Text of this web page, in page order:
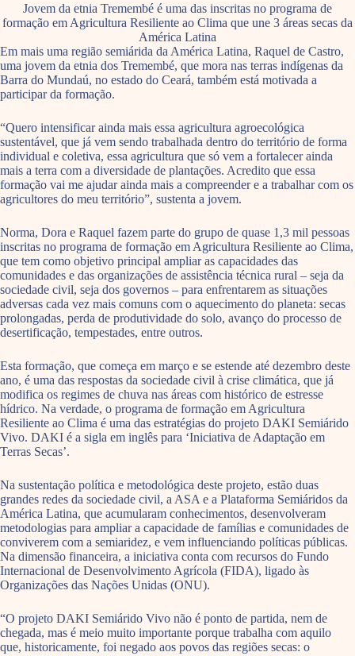
Jovem da etnia Tremembé é uma das inscritas no programa de
formação em Agricultura Resiliente ao Clima que une 3 áreas secas da
América Latina
Em mais uma região semiárida da América Latina, Raquel de Castro,
uma jovem da etnia dos Tremembé, que mora nas terras indígenas da
Barra do Mundaú, no estado do Ceará, também está motivada a
participar da formação.
“Quero intensificar ainda mais essa agricultura agroecológica
sustentável, que já vem sendo trabalhada dentro do território de forma
individual e coletiva, essa agricultura que só vem a fortalecer ainda
mais a terra com a diversidade de plantações. Acredito que essa
formação vai me ajudar ainda mais a compreender e a trabalhar com os
agricultores do meu território”, sustenta a jovem.
Norma, Dora e Raquel fazem parte do grupo de quase 1,3 mil pessoas
inscritas no programa de formação em Agricultura Resiliente ao Clima,
que tem como objetivo principal ampliar as capacidades das
comunidades e das organizações de assistência técnica rural – seja da
sociedade civil, seja dos governos – para enfrentarem as situações
adversas cada vez mais comuns com o aquecimento do planeta: secas
prolongadas, perda de produtividade do solo, avanço do processo de
desertificação, tempestades, entre outros.
Esta formação, que começa em março e se estende até dezembro deste
ano, é uma das respostas da sociedade civil à crise climática, que já
modifica os regimes de chuva nas áreas com histórico de estresse
hídrico. Na verdade, o programa de formação em Agricultura
Resiliente ao Clima é uma das estratégias do projeto DAKI Semiárido
Vivo. DAKI é a sigla em inglês para ‘Iniciativa de Adaptação em
Terras Secas’.
Na sustentação política e metodológica deste projeto, estão duas
grandes redes da sociedade civil, a ASA e a Plataforma Semiáridos da
América Latina, que acumularam conhecimentos, desenvolveram
metodologias para ampliar a capacidade de famílias e comunidades de
conviverem com a semiaridez, e vem influenciando políticas públicas.
Na dimensão financeira, a iniciativa conta com recursos do Fundo
Internacional de Desenvolvimento Agrícola (FIDA), ligado às
Organizações das Nações Unidas (ONU).
“O projeto DAKI Semiárido Vivo não é ponto de partida, nem de
chegada, mas é meio muito importante porque trabalha com aquilo
que, historicamente, foi negado aos povos das regiões secas: o